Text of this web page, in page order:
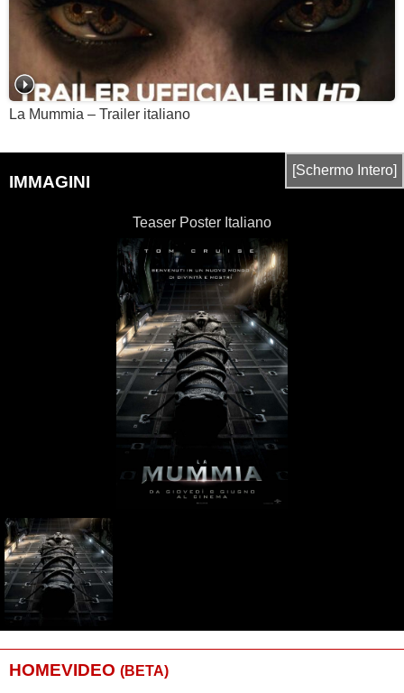
La Mummia – Trailer italiano
IMMAGINI
[Schermo Intero]
Teaser Poster Italiano
HOMEVIDEO (BETA)